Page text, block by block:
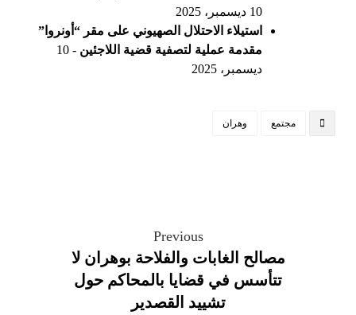
10 ديسمبر، 2025
استيلاء الاحتلال الصهيوني على مقر “أونروا”
مقدمة عملية لتصفية قضية اللاجئين
- 10
ديسمبر، 2025
مجتمع وهران
Previous
مصالح الغابات والفلاحة بوهران لا
تتأسس في قضايا بالمحاكم حول
تشييد القصدير